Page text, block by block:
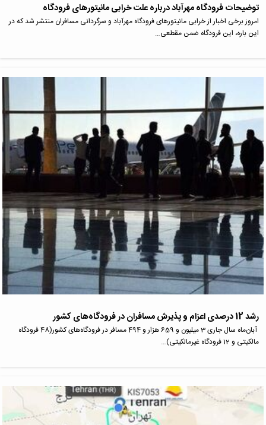
توضیحات فرودگاه مهرآباد درباره علت خرابی مانیتورهای فرودگاه
امروز برخی اخبار از خرابی مانیتورهای فرودگاه مهرآباد و سرگردانی مسافران منتشر شد که در
این باره، این فرودگاه ضمن مقطعی…
رشد 12 درصدی اعزام و پذیرش مسافران در فرودگاه‌های کشور
آبان‌ماه سال جاری 3 میلیون و 659 هزار و 494 مسافر در فرودگاه‌های کشور(48 فرودگاه
مالکیتی و 12 فرودگاه غیرمالکیتی)…